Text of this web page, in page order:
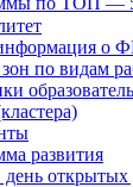
о
зон по видам
развития
открытых